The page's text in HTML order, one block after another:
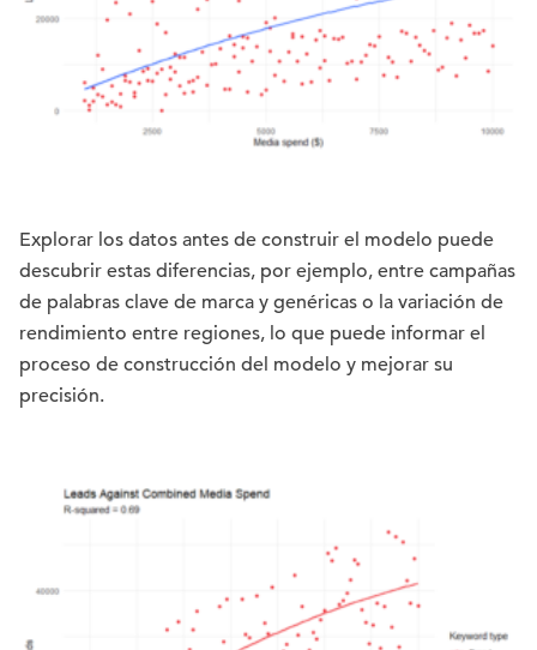
Explorar los datos antes de construir el modelo puede
descubrir estas diferencias, por ejemplo, entre campañas
de palabras clave de marca y genéricas o la variación de
rendimiento entre regiones, lo que puede informar el
proceso de construcción del modelo y mejorar su
precisión.